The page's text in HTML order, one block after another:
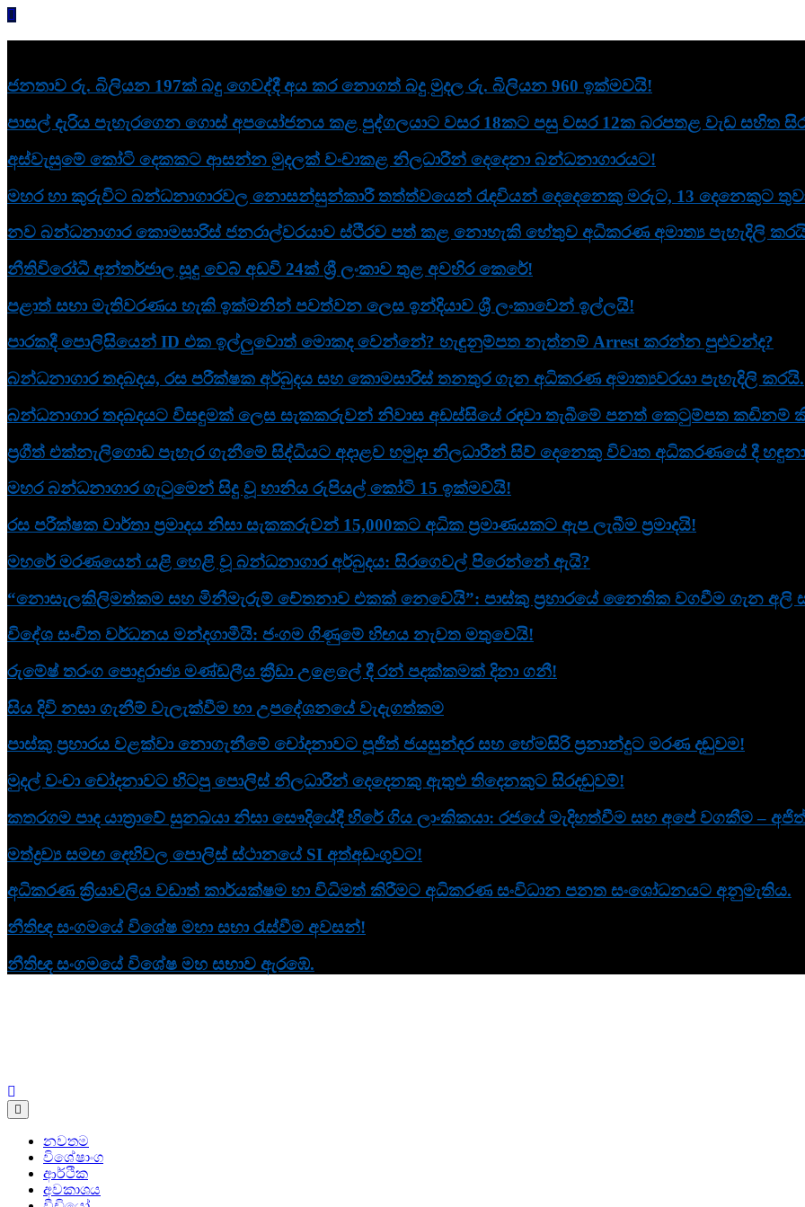
Skip
ජනතාව රු. බිලියන 197ක් බදු ගෙවද්දී අය කර නොගත් බදු මුදල රු. බිලියන 960 ඉක්මවයි!
පාසල් දැරිය පැහැරගෙන ගොස් අපයෝජනය කළ පුද්ගලයාට වසර 18කට පසු වසර 12ක බරපතළ වැඩ සහිත
අස්වැසුමේ කෝටි දෙකකට ආසන්න මුදලක් වංචාකළ නිලධාරීන් දෙදෙනා බන්ධනාගාරයට!
මහර හා කුරුවිට බන්ධනාගාරවල නොසන්සුන්කාරී තත්ත්වයෙන් රැඳවියන් දෙදෙනෙකු මරුට, 13 දෙනෙකුට
නව බන්ධනාගාර කොමසාරිස් ජනරාල්වරයාව ස්ථිරව පත් කළ නොහැකි හේතුව අධිකරණ අමාත්‍ය පැහැදිලි
නීතිවිරෝධී අන්තර්ජාල සූදු වෙබ් අඩවි 24ක් ශ්‍රී ලංකාව තුළ අවහිර කෙරේ!
පළාත් සභා මැතිවරණය හැකි ඉක්මනින් පවත්වන ලෙස ඉන්දියාව ශ්‍රී ලංකාවෙන් ඉල්ලයි!
පාරකදී පොලිසියෙන් ID එක ඉල්ලුවොත් මොකද වෙන්නේ? හැඳුනුම්පත නැත්නම් Arrest කරන්න පුළුවන්ද?
බන්ධනාගාර තදබදය, රස පරීක්ෂක අර්බුදය සහ කොමසාරිස් තනතුර ගැන අධිකරණ අමාත්‍යවරයා පැහැදිලි කරයි.
බන්ධනාගාර තදබදයට විසඳුමක් ලෙස සැකකරුවන් නිවාස අඩස්සියේ රඳවා තැබීමේ පනත් කෙටුම්පත කඩිනම්
ප්‍රගීත් එක්නැලිගොඩ පැහැර ගැනීමේ සිද්ධියට අදාළව හමුදා නිලධාරීන් සිව් දෙනෙකු විවෘත අධි­ක­ර­ණ­යේ දී
මහර බන්ධනාගාර ගැටුමෙන් සිදු වූ හානිය රුපියල් කෝටි 15 ඉක්මවයි!
රස පරීක්ෂක වාර්තා ප්‍රමාදය නිසා සැකකරුවන් 15,000කට අධික ප්‍රමාණයකට ඇප ලැබීම ප්‍රමාදයි!
මහරේ මරණයෙන් යළි හෙළි වූ බන්ධනාගාර අර්බුදය: සිරගෙවල් පිරෙන්නේ ඇයි?
“නොසැලකිලිමත්කම සහ මිනීමැරුම් චේතනාව එකක් නෙවෙයි”: පාස්කු ප්‍රහාරයේ නෛතික වගවීම ගැන අලි
විදේශ සංචිත වර්ධනය මන්දගාමීයි: ජංගම ගිණුමේ හිඟය නැවත මතුවෙයි!
රුමේෂ් තරංග පොදුරාජ්‍ය මණ්ඩලීය ක්‍රීඩා උළෙලේ දී රන් පදක්කමක් දිනා ගනී!
සිය දිවි නසා ගැනීම් වැලැක්වීම හා උපදේශනයේ වැදැගත්කම
පාස්කු ප්‍රහාරය වළක්වා නොගැනීමේ චෝදනාවට පූජිත් ජයසුන්දර සහ හේමසිරි ප්‍රනාන්දුට මරණ දඬුවම!
මුදල් වංචා චෝදනාවට හිටපු පොලිස් නිලධාරීන් දෙදෙනකු ඇතුළු තිදෙනකුට සිරදඬුවම්!
කතරගම පාද යාත්‍රාවේ සුනඛයා නිසා සෞදියේදී හිරේ ගිය ලාංකිකයා: රජයේ මැදිහත්වීම සහ අපේ වගකීම –
මත්ද්‍රව්‍ය සමඟ දෙහිවල පොලිස් ස්ථානයේ SI අත්අඩංගුවට!
අධිකරණ ක්‍රියාවලිය වඩාත් කාර්යක්ෂම හා විධිමත් කිරීමට අධිකරණ සංවිධාන පනත සංශෝධනයට අනුමැතිය.
නීතිඥ සංගමයේ විශේෂ මහා සභා රැස්වීම අවසන්!
නීතිඥ සංගමයේ විශේෂ මහ සභාව ඇරඹේ.
aithiya
Human Rights News
නවතම
විශේෂාංග
ආර්ථික
අවකාශය